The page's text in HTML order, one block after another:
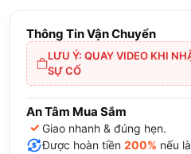
Thông Tin Vận Chuyển
LƯU Ý: QUAY VIDEO KHI
SỰ CỐ
An Tâm Mua Sắm
✓ Giao nhanh & đúng hẹn.
Được hoàn tiền 200% nếu